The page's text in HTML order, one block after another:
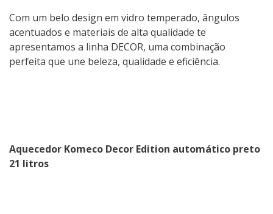
Com um belo design em vidro temperado, ângulos
acentuados e materiais de alta qualidade te
apresentamos a linha DECOR, uma combinação
perfeita que une beleza, qualidade e eficiência.
Aquecedor Komeco Decor Edition automático preto
21 litros